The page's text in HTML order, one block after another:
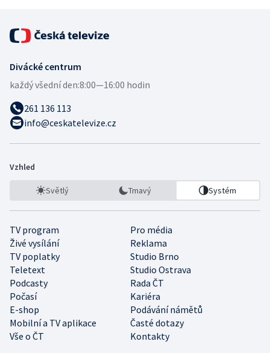
Divácké centrum
každý všední den:8:00—16:00 hodin
261 136 113
info@ceskatelevize.cz
Vzhled
Světlý Tmavý Systém
TV program
Pro média
Živé vysílání
Reklama
TV poplatky
Studio Brno
Teletext
Studio Ostrava
Podcasty
Rada ČT
Počasí
Kariéra
E-shop
Podávání námětů
Mobilní a TV aplikace
Časté dotazy
Vše o ČT
Kontakty